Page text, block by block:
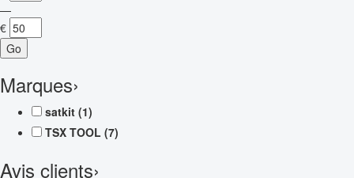
—
€
Go
Marques›
satkit (1)
TSX TOOL (7)
Avis clients›